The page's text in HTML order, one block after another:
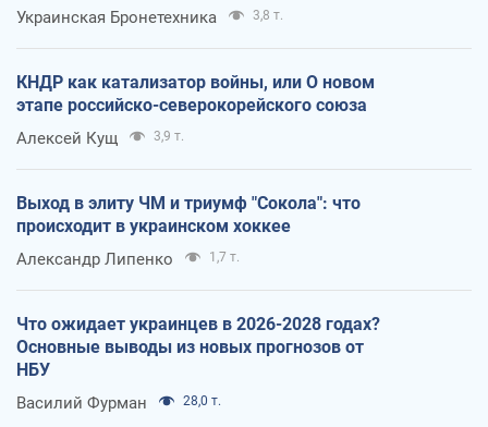
Украинская Бронетехника 3,8 т.
КНДР как катализатор войны, или О новом
этапе российско-северокорейского союза
Алексей Кущ 3,9 т.
Выход в элиту ЧМ и триумф "Сокола": что
происходит в украинском хоккее
Александр Липенко 1,7 т.
Что ожидает украинцев в 2026-2028 годах?
Основные выводы из новых прогнозов от
НБУ
Василий Фурман 28,0 т.